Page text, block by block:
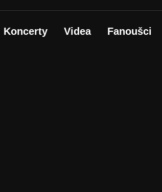
Koncerty Videa Fanoušci